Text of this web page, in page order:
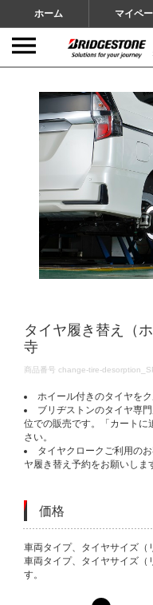
ホーム マイペ
タイヤ履き替え（
寺
DETAILS
商品番号 change-tire-
ホイール付きのタイヤを
ブリヂストンのタイヤ専
位での販売です。「カートに
さい。
タイヤクロークご利用の
ヤ履き替え予約をお願いしま
価格
VARIATIONS
車両タイプ、タイヤサイズ（
車両タイプ、タイヤサイズ（
す。